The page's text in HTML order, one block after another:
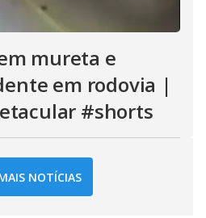
mureta e
em rodovia |
#shorts
NOTÍCIAS